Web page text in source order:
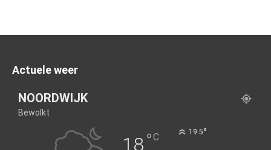
Actuele weer
NOORDWIJK
Bewolkt
18°C 19.5°